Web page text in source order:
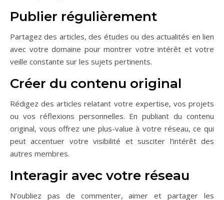
Publier régulièrement
Partagez des articles, des études ou des actualités en lien
avec votre domaine pour montrer votre intérêt et votre
veille constante sur les sujets pertinents.
Créer du contenu original
Rédigez des articles relatant votre expertise, vos projets
ou vos réflexions personnelles. En publiant du contenu
original, vous offrez une plus-value à votre réseau, ce qui
peut accentuer votre visibilité et susciter l’intérêt des
autres membres.
Interagir avec votre réseau
N’oubliez pas de commenter, aimer et partager les